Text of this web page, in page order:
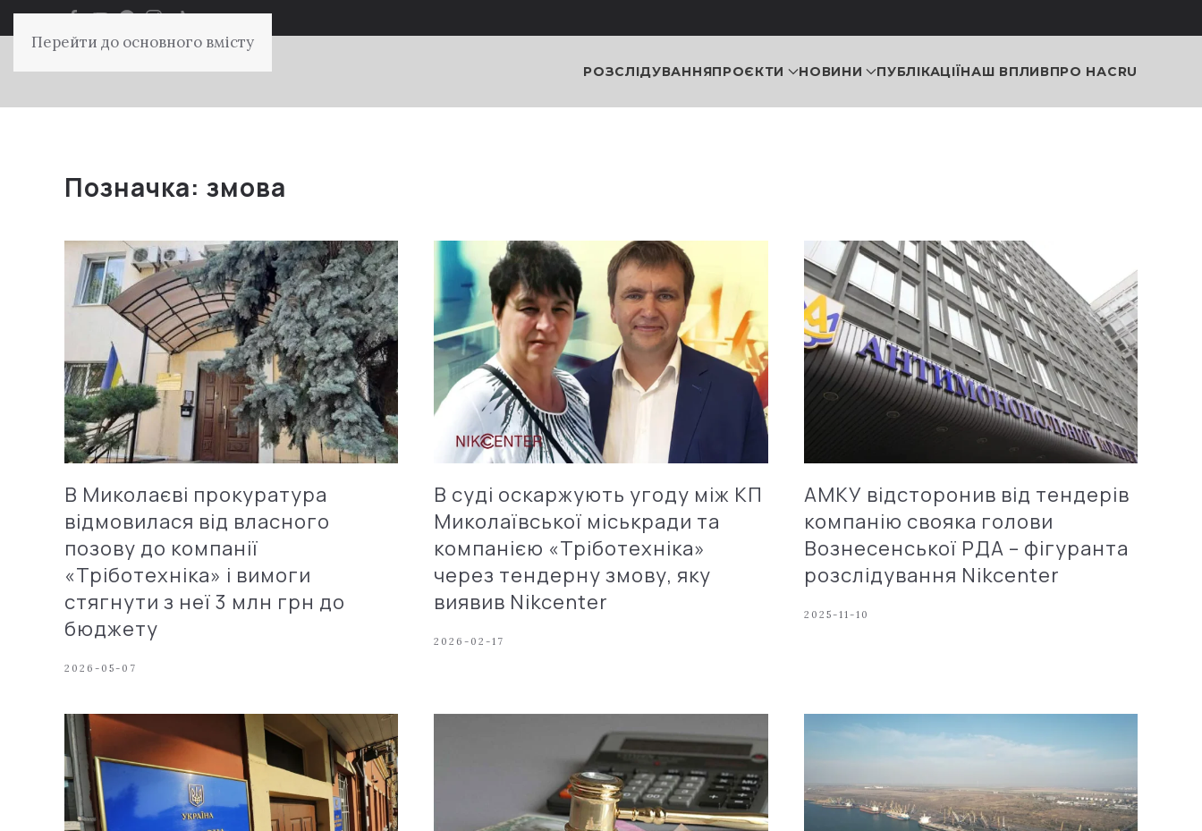
Перейти до основного вмісту
РОЗСЛІДУВАННЯПРОЄКТИ НОВИНИ ПУБЛІКАЦІЇНАШ ВПЛИВПРО НАСRU
Позначка: змова
В Миколаєві прокуратура
відмовилася від власного
позову до компанії
«Тріботехніка» і вимоги
стягнути з неї 3 млн грн до
бюджету
2026-05-07
В суді оскаржують угоду між КП
Миколаївської міськради та
компанією «Тріботехніка»
через тендерну змову, яку
виявив Nikcenter
2026-02-17
АМКУ відсторонив від тендерів
компанію свояка голови
Вознесенської РДА – фігуранта
розслідування Nikcenter
2025-11-10